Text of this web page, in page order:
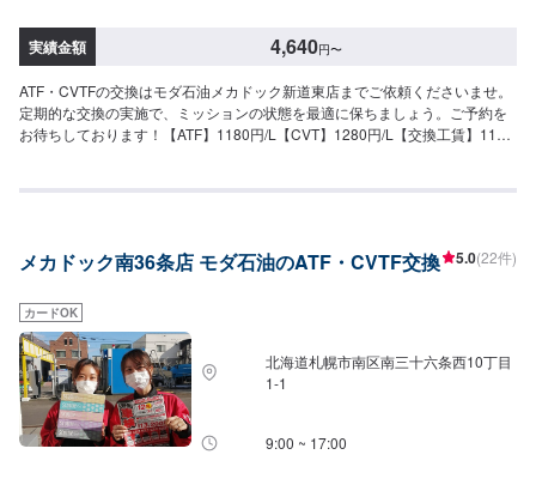
実績金額 4,640円〜
ATF・CVTFの交換はモダ石油メカドック新道東店までご依頼くださいませ。
定期的な交換の実施で、ミッションの状態を最適に保ちましょう。ご予約を
お待ちしております！【ATF】1180円/L【CVT】1280円/L【交換工賃】1100
メカドック南36条店 モダ石油のATF・CVTF交換 5.0(22件)
カードOK
北海道札幌市南区南三十六条西10丁目
1-1
9:00 ~ 17:00